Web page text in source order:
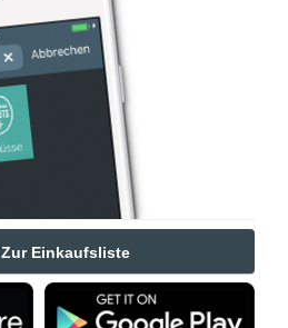
Zur Einkaufsliste